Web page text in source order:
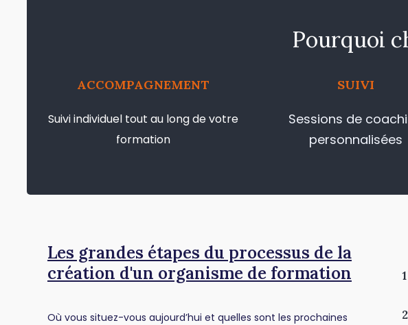
Pourquoi
ACCOMPAGNEMENT
Suivi individuel tout au long de votre
formation
SUIVI
Sessions de
personnalisées
Les grandes étapes du processus de la
création d'un organisme de formation
Où vous situez-vous aujourd’hui et quelles sont les prochaines